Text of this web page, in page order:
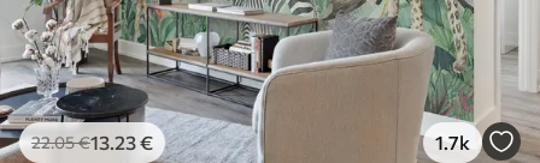
22.05€13 .23€ 1.7k